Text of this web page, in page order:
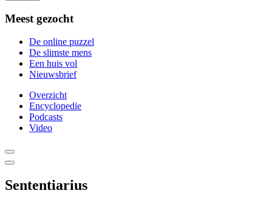
Meest gezocht
De online puzzel
De slimste mens
Een huis vol
Nieuwsbrief
Overzicht
Encyclopedie
Podcasts
Video
Sententiarius